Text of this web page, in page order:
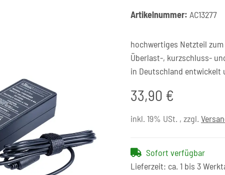
Artikelnummer: AC13277
hochwertiges Netzteil
Überlast-, kurzschluss-
in Deutschland entwickelt
33,90 €
inkl. 19% USt. , zzgl.
Sofort verfügbar
Lieferzeit: ca. 1 bis 3